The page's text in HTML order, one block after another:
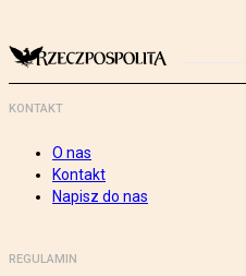
KONTAKT
O nas
Kontakt
Napisz do nas
REGULAMIN